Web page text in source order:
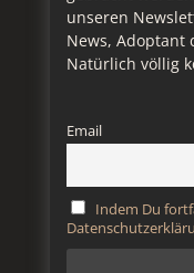
unseren
News, Adoptant
Natürlich völlig
Email
Indem Du